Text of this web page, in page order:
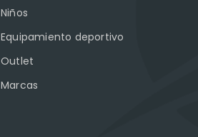
Niños
Equipamiento deportivo
Outlet
Marcas